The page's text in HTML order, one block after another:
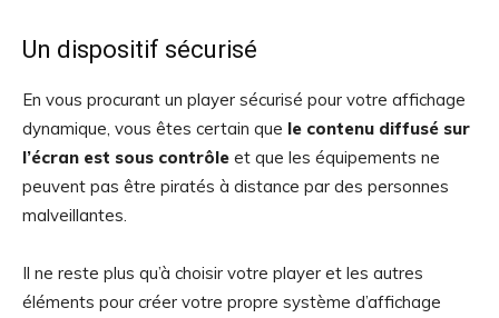
Un dispositif sécurisé
En vous procurant un player sécurisé pour votre affichage
dynamique, vous êtes certain que le contenu diffusé sur
l’écran est sous contrôle et que les équipements ne
peuvent pas être piratés à distance par des personnes
malveillantes.
Il ne reste plus qu’à choisir votre player et les autres
éléments pour créer votre propre système d’affichage